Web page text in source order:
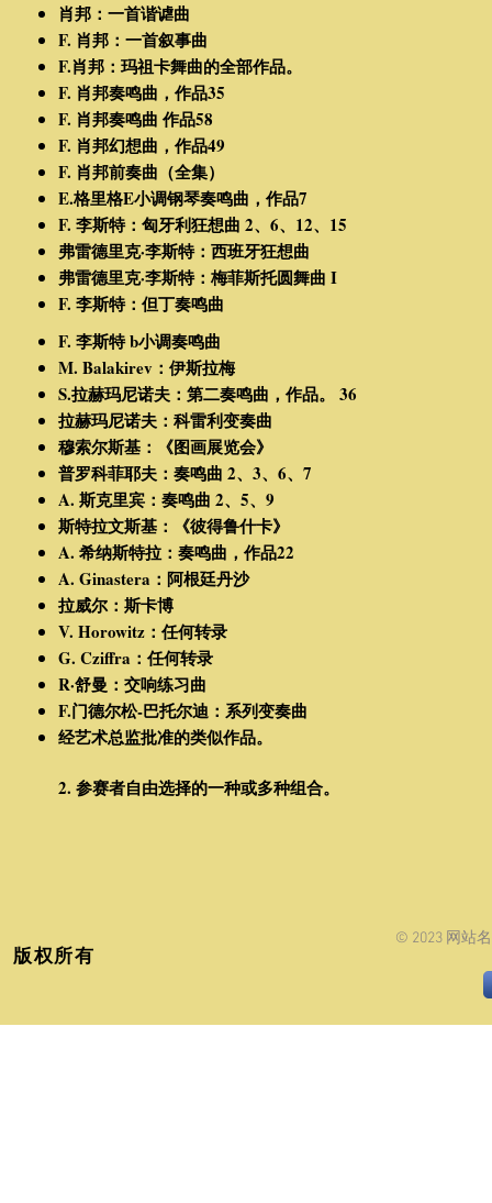
肖邦：一首谐谑曲
F. 肖邦：一首叙事曲
F.肖邦：玛祖卡舞曲的全部作品。
F. 肖邦奏鸣曲，作品35
F. 肖邦奏鸣曲 作品58
F. 肖邦幻想曲，作品49
F. 肖邦前奏曲（全集）
E.格里格E小调钢琴奏鸣曲，作品7
F. 李斯特：匈牙利狂想曲 2、6、12、15
弗雷德里克·李斯特：西班牙狂想曲
弗雷德里克·李斯特：梅菲斯托圆舞曲 I
F. 李斯特：但丁奏鸣曲
F. 李斯特 b小调奏鸣曲
M. Balakirev：伊斯拉梅
S.拉赫玛尼诺夫：第二奏鸣曲，作品。 36
拉赫玛尼诺夫：科雷利变奏曲
穆索尔斯基：《图画展览会》
普罗科菲耶夫：奏鸣曲 2、3、6、7
A. 斯克里宾：奏鸣曲 2、5、9
斯特拉文斯基：《彼得鲁什卡》
A. 希纳斯特拉：奏鸣曲，作品22
A. Ginastera：阿根廷丹沙
拉威尔：斯卡博
V. Horowitz：任何转录
G. Cziffra：任何转录
R·舒曼：交响练习曲
F.门德尔松-巴托尔迪：系列变奏曲
经艺术总监批准的类似作品。
2. 参赛者自由选择的一种或多种组合。
版权所有
© 2023 网站